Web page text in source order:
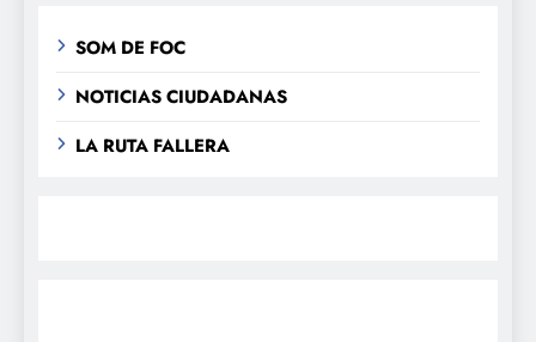
SOM DE FOC
NOTICIAS CIUDADANAS
LA RUTA FALLERA